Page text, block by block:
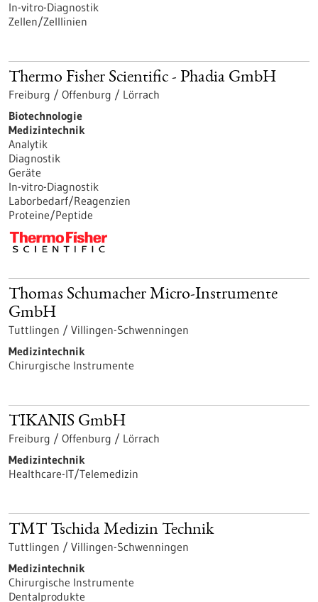
In-vitro-Diagnostik
Zellen/Zelllinien
Thermo Fisher Scientific - Phadia GmbH
Freiburg / Offenburg / Lörrach
Biotechnologie
Medizintechnik
Analytik
Diagnostik
Geräte
In-vitro-Diagnostik
Laborbedarf/Reagenzien
Proteine/Peptide
Thomas Schumacher Micro-Instrumente
GmbH
Tuttlingen / Villingen-Schwenningen
Medizintechnik
Chirurgische Instrumente
TIKANIS GmbH
Freiburg / Offenburg / Lörrach
Medizintechnik
Healthcare-IT/Telemedizin
TMT Tschida Medizin Technik
Tuttlingen / Villingen-Schwenningen
Medizintechnik
Chirurgische Instrumente
Dentalprodukte